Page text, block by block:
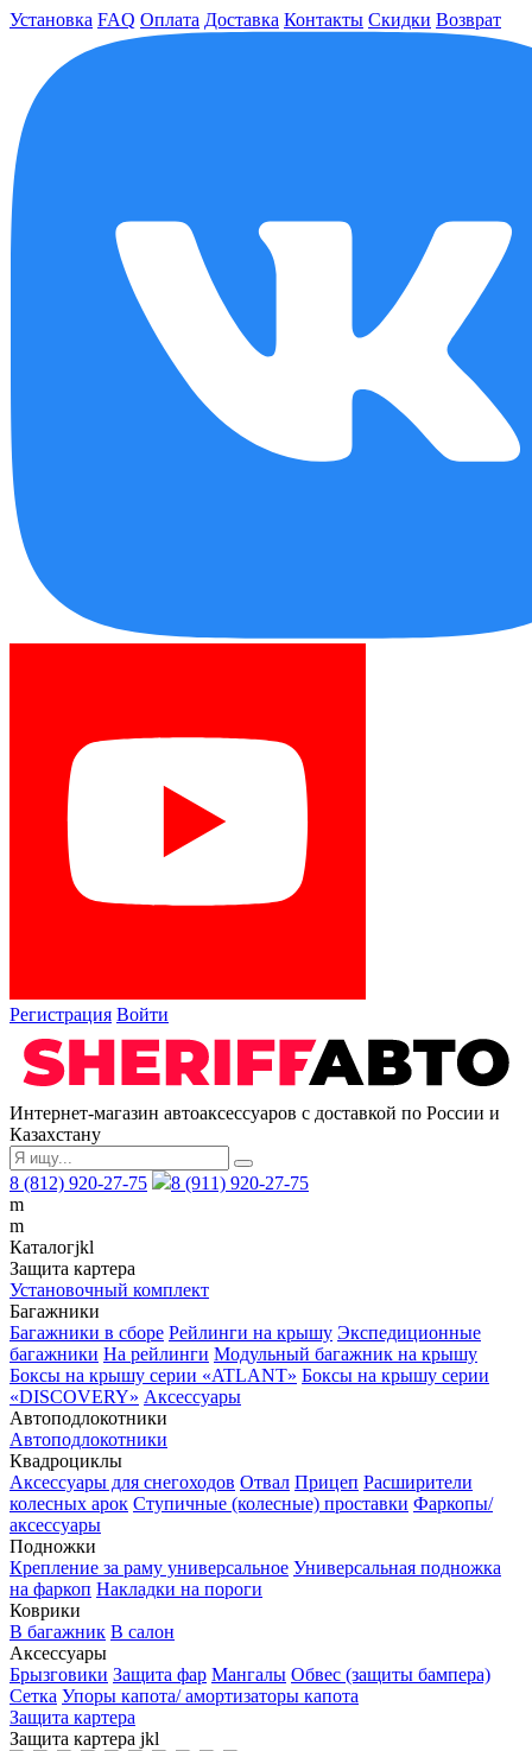
Установка FAQ Оплата Доставка Контакты Скидки Возврат
Регистрация Войти
Интернет-магазин автоаксессуаров с доставкой по России и
Казахстану
8 (812) 920-27-75
8 (911) 920-27-75
m
m
Каталогjkl
Защита картера
Установочный комплект
Багажники
Багажники в сборе Рейлинги на крышу Экспедиционные
багажники На рейлинги Модульный багажник на крышу
Боксы на крышу серии «ATLANT» Боксы на крышу серии
«DISCOVERY» Аксессуары
Автоподлокотники
Автоподлокотники
Квадроциклы
Аксессуары для снегоходов Отвал Прицеп Расширители
колесных арок Ступичные (колесные) проставки Фаркопы/
аксессуары
Подножки
Крепление за раму универсальное Универсальная подножка
на фаркоп Накладки на пороги
Коврики
В багажник В салон
Аксессуары
Брызговики Защита фар Мангалы Обвес (защиты бампера)
Сетка Упоры капота/ амортизаторы капота
Защита картера
Защита картера jkl